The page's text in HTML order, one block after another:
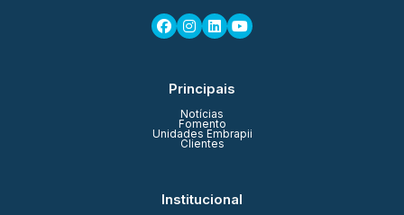
Principais
Notícias
Fomento
Unidades Embrapii
Clientes
Institucional